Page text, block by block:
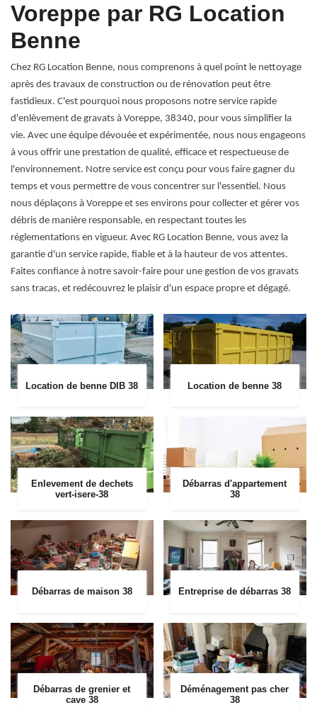
Voreppe par RG Location
Benne
Chez RG Location Benne, nous comprenons à quel point le nettoyage
après des travaux de construction ou de rénovation peut être
fastidieux. C'est pourquoi nous proposons notre service rapide
d'enlèvement de gravats à Voreppe, 38340, pour vous simplifier la
vie. Avec une équipe dévouée et expérimentée, nous nous engageons
à vous offrir une prestation de qualité, efficace et respectueuse de
l'environnement. Notre service est conçu pour vous faire gagner du
temps et vous permettre de vous concentrer sur l'essentiel. Nous
nous déplaçons à Voreppe et ses environs pour collecter et gérer vos
débris de manière responsable, en respectant toutes les
réglementations en vigueur. Avec RG Location Benne, vous avez la
garantie d'un service rapide, fiable et à la hauteur de vos attentes.
Faites confiance à notre savoir-faire pour une gestion de vos gravats
sans tracas, et redécouvrez le plaisir d'un espace propre et dégagé.
Location de benne DIB 38 Location de benne 38
Enlevement de dechets
vert-isere-38
Débarras d'appartement
38
Débarras de maison 38 Entreprise de débarras 38
Débarras de grenier et
cave 38
Déménagement pas cher
38